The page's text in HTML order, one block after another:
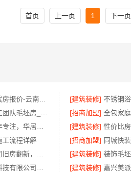
首页 上一页 1 下一页
[建筑装修]
[招商加盟]
[建筑装修]
工流程详解 [招商加盟]
[建筑装修]
[建筑装修]